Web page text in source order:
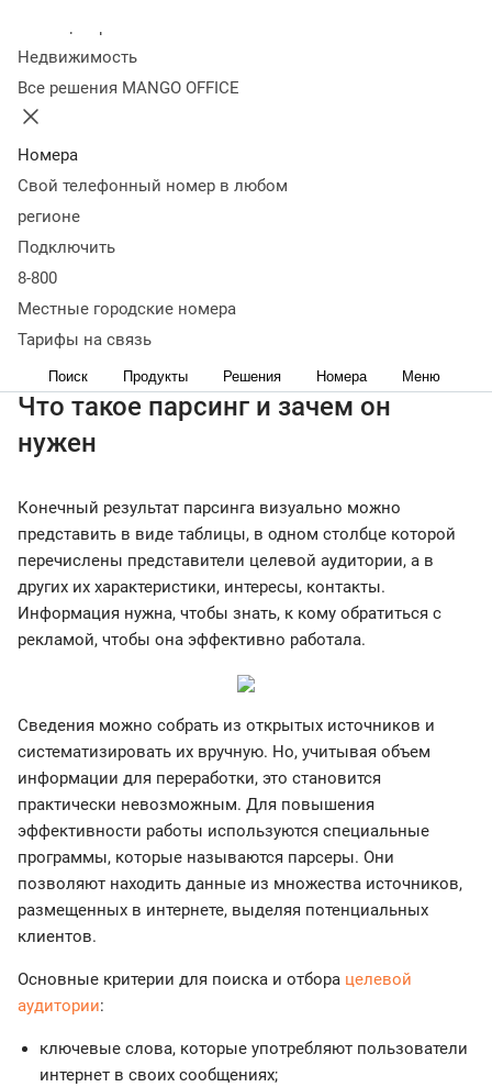
Недвижимость
Все решения MANGO OFFICE
Номера
Свой телефонный номер в любом
регионе
Подключить
8-800
Местные городские номера
Тарифы на связь
Поиск Продукты Решения Номера Меню
Оглавление
Что такое парсинг и зачем он нужен
парсинга
такое парсинг
< назад
аудитории. Как отобрать ее из множества пользователей
соцсетей? Вручную сделать вычисления крайне сложно.
Поэтому применяется автоматизированная система,
которая называется парсинг аудитории. В статье
рассмотрим, что это, насколько сбор информации о
Что такое парсинг и зачем он
нужен
Конечный результат парсинга визуально можно
представить в виде таблицы, в одном столбце которой
перечислены представители целевой аудитории, а в
других их характеристики, интересы, контакты.
Информация нужна, чтобы знать, к кому обратиться с
рекламой, чтобы она эффективно работала.
Сведения можно собрать из открытых источников и
систематизировать их вручную. Но, учитывая объем
информации для переработки, это становится
практически невозможным. Для повышения
эффективности работы используются специальные
программы, которые называются парсеры. Они
позволяют находить данные из множества источников,
размещенных в интернете, выделяя потенциальных
клиентов.
Основные критерии для поиска и отбора целевой
аудитории:
ключевые слова, которые употребляют пользователи
интернет в своих сообщениях;